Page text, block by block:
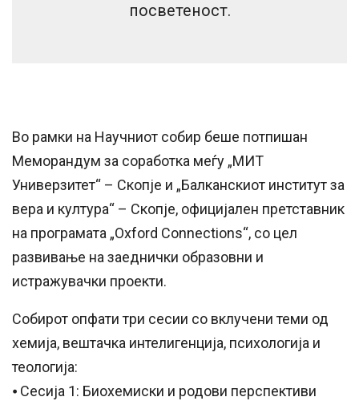
посветеност.
Во рамки на Научниот собир беше потпишан
Меморандум за соработка меѓу „МИТ
Универзитет“ – Скопје и „Балканскиот институт за
вера и култура“ – Скопје, официјален претставник
на програмата „Oxford Connections“, со цел
развивање на заеднички образовни и
истражувачки проекти.
Собирот опфати три сесии со вклучени теми од
хемија, вештачка интелигенција, психологија и
теологија:
⦁ Сесија 1: Биохемиски и родови перспективи